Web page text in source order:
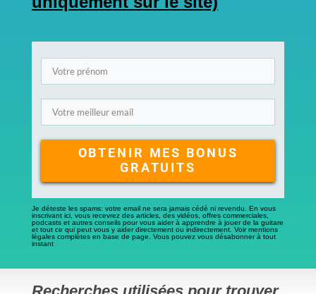
​OBTENIR MES BONUS
GRATUITS
​​Je ​déteste les spams: votre email ne sera jamais cédé ni revendu. En vous
inscrivant ici, vous recevrez des articles, des vidéos, offres commerciales,
podcasts et autres conseils pour vous aider à ​apprendre à jouer de la guitare
et tout ce qui peut vous y aider directement ou indirectement. Voir mentions
légales complètes en base de page. Vous pouvez vous désabonner à tout
instant